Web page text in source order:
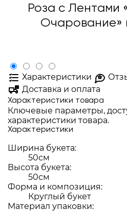
Роза с Лентами
Очарование»
Характеристики
Доставка и оплата
Характеристики товара
Ключевые параметры,
характеристики товара.
Характеристики
Ширина букета:
50см
Высота букета:
50см
Форма и композиция:
Круглый букет
Материал упаковки: